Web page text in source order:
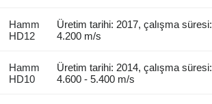
Hamm
HD12
Üretim tarihi: 2017, çalışma süresi:
4.200 m/s
Hamm
HD10
Üretim tarihi: 2014, çalışma süresi:
4.600 - 5.400 m/s